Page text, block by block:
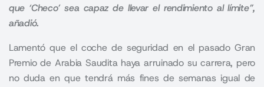
que ‘Checo’ sea capaz de llevar el rendimiento al límite”,
añadió.
Lamentó que el coche de seguridad en el pasado Gran
Premio de Arabia Saudita haya arruinado su carrera, pero
no duda en que tendrá más fines de semanas igual de